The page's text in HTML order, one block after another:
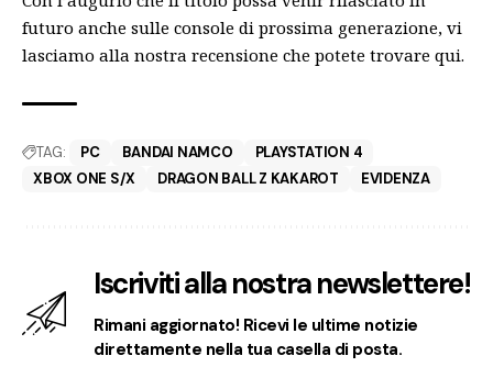
futuro anche sulle console di prossima generazione, vi
lasciamo alla nostra recensione che potete trovare qui.
TAG: PC BANDAI NAMCO
PLAYSTATION 4
XBOX ONE S/X
DRAGON BALL Z KAKAROT EVIDENZA
Iscriviti alla nostra newslettere!
Rimani aggiornato! Ricevi le ultime notizie
direttamente nella tua casella di posta.